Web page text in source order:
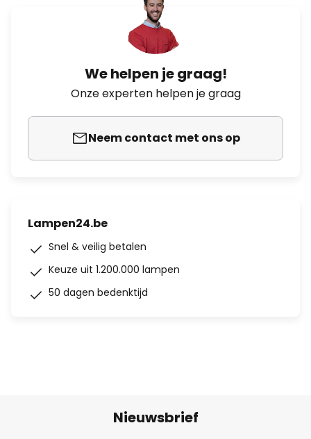
We helpen je graag!
Onze experten helpen je graag
Neem contact met ons op
Lampen24.be
Snel & veilig betalen
Keuze uit 1.200.000 lampen
50 dagen bedenktijd
Nieuwsbrief